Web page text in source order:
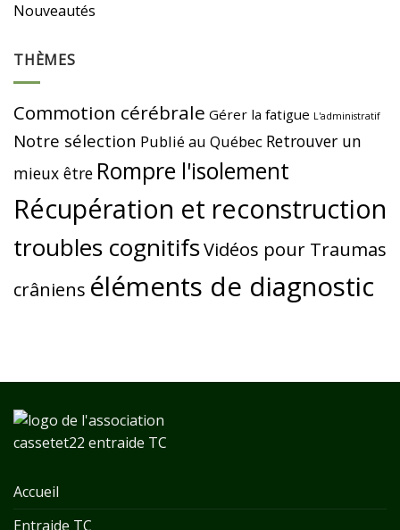
Nouveautés
THÈMES
Commotion cérébrale Gérer la fatigue L'administratif
Notre sélection Publié au Québec Retrouver un
mieux être Rompre l'isolement
Récupération et reconstruction
troubles cognitifsVidéos pour Traumas
crâniens éléments de diagnostic
Accueil
Entraide TC